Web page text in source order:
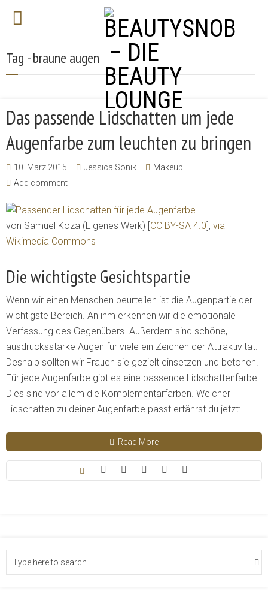
Tag - braune augen
Das passende Lidschatten um jede
Augenfarbe zum leuchten zu bringen
10. März 2015 Jessica Sonik
Makeup
Add comment
von Samuel Koza (Eigenes Werk) [CC BY-SA 4.0], via
Wikimedia Commons
Die wichtigste Gesichtspartie
Wenn wir einen Menschen beurteilen ist die Augenpartie der
wichtigste Bereich. An ihm erkennen wir die emotionale
Verfassung des Gegenübers. Außerdem sind schöne,
ausdrucksstarke Augen für viele ein Zeichen der Attraktivität.
Deshalb sollten wir Frauen sie gezielt einsetzen und betonen.
Für jede Augenfarbe gibt es eine passende Lidschattenfarbe.
Dies sind vor allem die Komplementärfarben. Welcher
Lidschatten zu deiner Augenfarbe passt erfährst du jetzt:
Read More